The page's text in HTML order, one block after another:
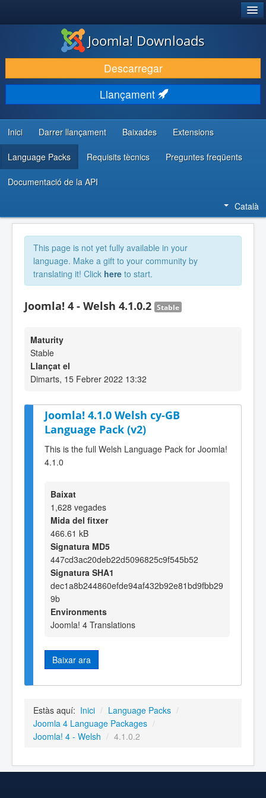
DESCARREGA & AMPLIA
DESCOBRIR & APRENDRE
COMUNITAT & SUPORT
RECURSOS PER DESENVOLUPADORS/ES
Joomla! Downloads
Descarregar
Llançament
Inici Darrer llançament Baixades Extensions
Language Packs Requisits tècnics Preguntes freqüents
Documentació de la API
Català
This page is not yet fully available in your
language. Make a gift to your community by
translating it! Click here to start.
Joomla! 4 - Welsh 4.1.0.2 Stable
Maturity
Stable
Llançat el
Dimarts, 15 Febrer 2022 13:32
Joomla! 4.1.0 Welsh cy-GB
Language Pack (v2)
This is the full Welsh Language Pack for Joomla!
4.1.0
Baixat
1,628 vegades
Mida del fitxer
466.61 kB
Signatura MD5
447cd3ac20deb22d5096825c9f545b52
Signatura SHA1
dec1a8b244860efde94af432b92e81bd9fbb29
9b
Environments
Joomla! 4 Translations
Baixar ara
Estàs aquí: Inici / Language Packs /
Joomla 4 Language Packages /
Joomla! 4 - Welsh / 4.1.0.2